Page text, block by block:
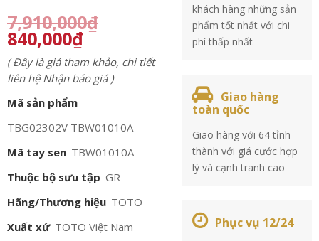
7,910,000₫
840,000₫
( Đây là giá tham khảo, chi tiết
liên hệ Nhận báo giá )
Mã sản phẩm
TBG02302V TBW01010A
Mã tay sen TBW01010A
Thuộc bộ sưu tập GR
Hãng/Thương hiệu TOTO
Xuất xứ TOTO Việt Nam
khách hàng những sản
phẩm tốt nhất với chi
phí thấp nhất
Giao hàng
toàn quốc
Giao hàng với 64 tỉnh
thành với giá cước hợp
lý và cạnh tranh cao
Phục vụ 12/24